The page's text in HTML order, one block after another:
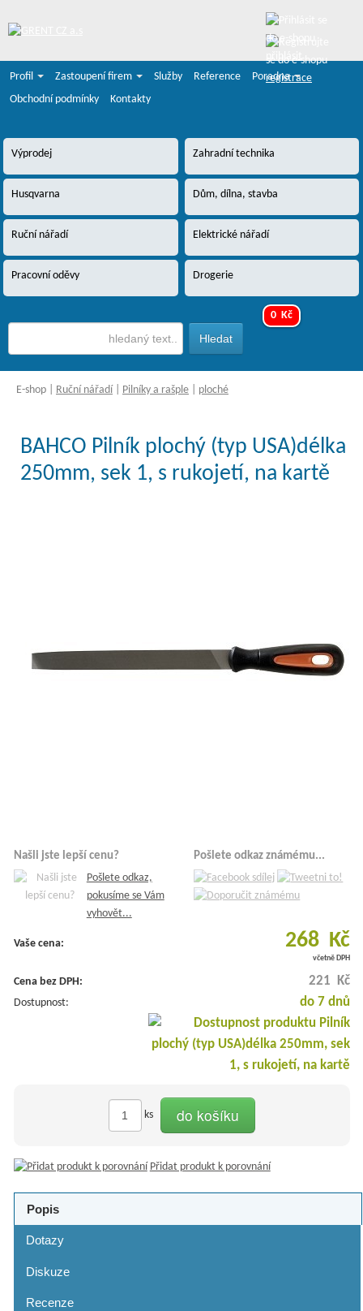
registrace
Profil
Zastoupení firem Služby Reference
Poradna
Obchodní podmínky
Kontakty
Výprodej Zahradní technika
Husqvarna Dům, dílna, stavba
Ruční nářadí Elektrické nářadí
Pracovní oděvy Drogerie
0 Kč
E-shop Ruční nářadí Pilníky a rašple ploché
BAHCO Pilník plochý (typ USA)délka
250mm, sek 1, s rukojetí, na kartě
Našli jste lepší cenu?
Pošlete odkaz,
pokusíme se Vám
vyhovět...
Pošlete odkaz známému...
Vaše cena: 268 Kč
včetně DPH
Cena bez DPH: 221 Kč
Dostupnost: do 7 dnů
ks do košíku
Přidat produkt k porovnání
Popis
Dotazy
Diskuze
Recenze